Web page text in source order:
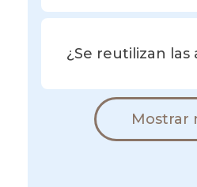
¿Se reutilizan las
Mostrar